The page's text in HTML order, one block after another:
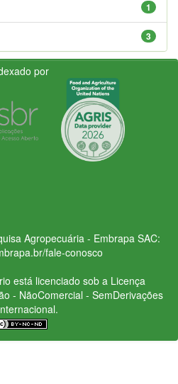
1
3
por
Agropecuária - Embrapa SAC:
fale-conosco
está licenciado sob a Licença
- NãoComercial - SemDerivações